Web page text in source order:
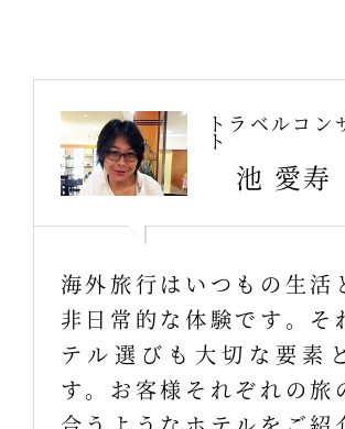
トラベルコン
ト
池 愛寿
海外旅行はいつもの生活
非日常的な体験です。そ
テル選びも大切な要素
す。お客様それぞれの旅